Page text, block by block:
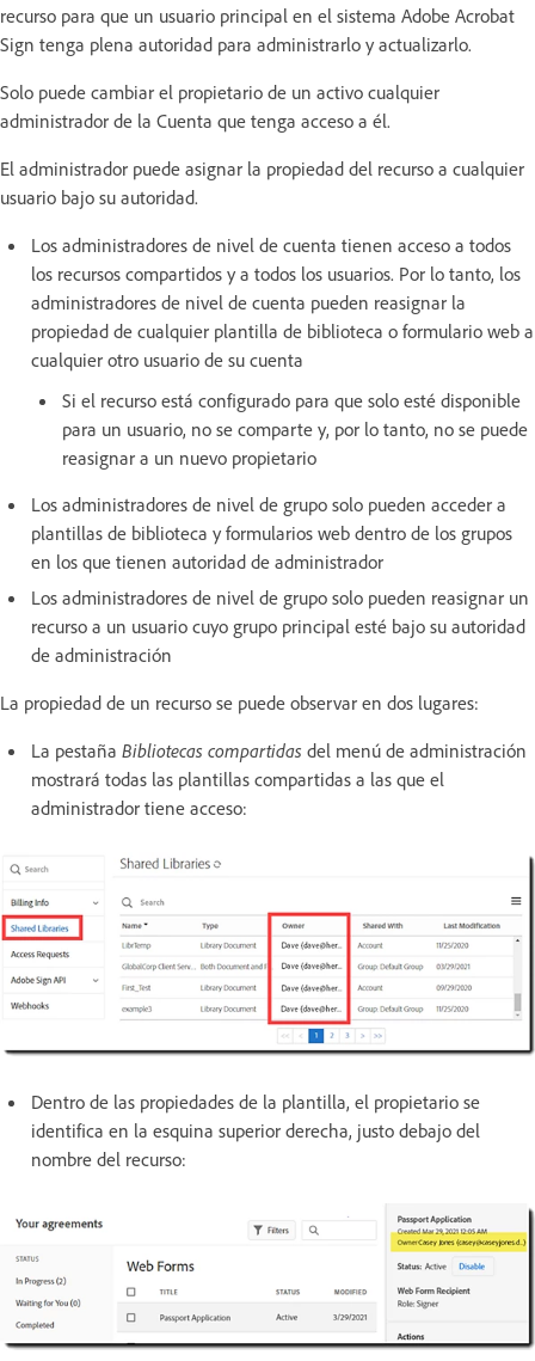
recurso para que un usuario principal en el sistema Adobe Acrobat
Sign tenga plena autoridad para administrarlo y actualizarlo.
Solo puede cambiar el propietario de un activo cualquier
administrador de la Cuenta que tenga acceso a él.
El administrador puede asignar la propiedad del recurso a cualquier
usuario bajo su autoridad.
Los administradores de nivel de cuenta tienen acceso a todos
los recursos compartidos y a todos los usuarios. Por lo tanto, los
administradores de nivel de cuenta pueden reasignar la
propiedad de cualquier plantilla de biblioteca o formulario web a
cualquier otro usuario de su cuenta
Si el recurso está configurado para que solo esté disponible
para un usuario, no se comparte y, por lo tanto, no se puede
reasignar a un nuevo propietario
Los administradores de nivel de grupo solo pueden acceder a
plantillas de biblioteca y formularios web dentro de los grupos
en los que tienen autoridad de administrador
Los administradores de nivel de grupo solo pueden reasignar un
recurso a un usuario cuyo grupo principal esté bajo su autoridad
de administración
La propiedad de un recurso se puede observar en dos lugares:
La pestaña Bibliotecas compartidas del menú de administración
mostrará todas las plantillas compartidas a las que el
administrador tiene acceso:
Dentro de las propiedades de la plantilla, el propietario se
identifica en la esquina superior derecha, justo debajo del
nombre del recurso: